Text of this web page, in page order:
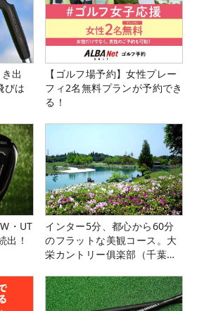
出
びは
【ゴルフ場予約】女性プレー
フィ2名無料プランが予約でき
る！
・UT
出！
インター5分、都心から60分
のフラットな美観コース。大
栄カントリー俱楽部（千葉